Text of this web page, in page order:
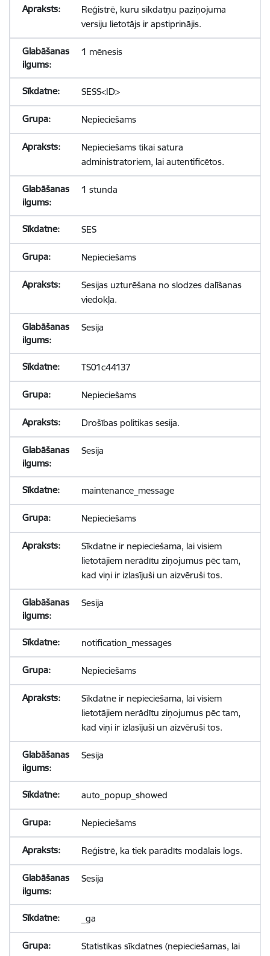
Reģistrē, kuru sīkdatņu paziņojuma
versiju lietotājs ir apstiprinājis.
1 mēnesis
SESS<ID>
Nepieciešams
Nepieciešams tikai satura
administratoriem, lai autentificētos.
1 stunda
SES
Nepieciešams
Sesijas uzturēšana no slodzes dalīšanas
viedokļa.
Sesija
TS01c44137
Nepieciešams
Drošības politikas sesija.
Sesija
maintenance_message
Nepieciešams
Sīkdatne ir nepieciešama, lai visiem
lietotājiem nerādītu ziņojumus pēc tam,
kad viņi ir izlasījuši un aizvēruši tos.
Sesija
notification_messages
Nepieciešams
Sīkdatne ir nepieciešama, lai visiem
lietotājiem nerādītu ziņojumus pēc tam,
kad viņi ir izlasījuši un aizvēruši tos.
Sesija
auto_popup_showed
Nepieciešams
Reģistrē, ka tiek parādīts modālais logs.
Sesija
_ga
Statistikas sīkdatnes (nepieciešamas, lai